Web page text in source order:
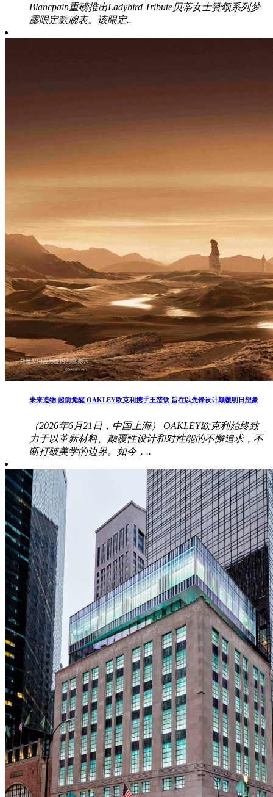
Blancpain重磅推出Ladybird Tribute贝蒂女士赞颂系列梦
露限定款腕表。该限定..
未来造物 超前觉醒 OAKLEY欧克利携手王楚钦 旨在以先锋设计颠覆明日想象
（2026年6月21日，中国上海） OAKLEY欧克利始终致
力于以革新材料、颠覆性设计和对性能的不懈追求，不
断打破美学的边界。如今，..